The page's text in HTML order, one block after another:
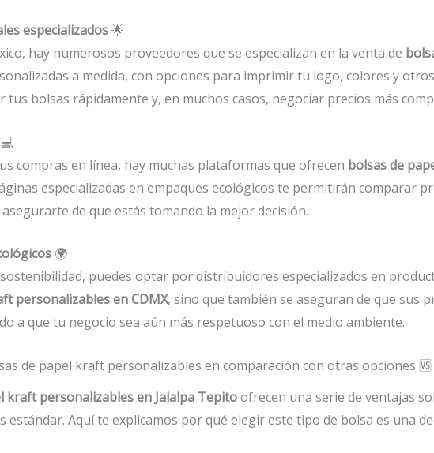
especializados🌟
hay numerosos proveedores que se especializan en la venta de
a medida, con opciones para imprimir tu logo, colores y
tus bolsas rápidamente y, en muchos casos, negociar precios más
💻
compras en línea, hay muchas plataformas que ofrecen bolsas de
especializadas en empaques ecológicos te permitirán comparar
de que estás tomando la mejor decisión.
🌍
puedes optar por distribuidores especializados en
personalizables en CDMX, sino que también se aseguran de que sus
a que tu negocio sea aún más respetuoso con el medio ambiente.
de papel kraft personalizables en comparación con otras opciones 🆚
kraft personalizables en Jalalpa Tepitoofrecen una serie de ventajas
estándar. Aquí te explicamos por qué elegir este tipo de bolsa es una